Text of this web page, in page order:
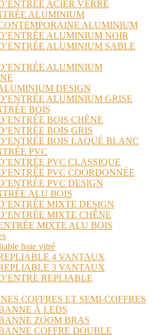
ACIER VERRE
ALUMINIUM
ALUMINIUM
ALUMINIUM NOIR
ALUMINIUM SABLE
ALUMINIUM
DESIGN
ALUMINIUM GRISE
BOIS
BOIS CHÊNE
BOIS GRIS
BOIS LAQUÉ BLANC
PVC
PVC CLASSIQUE
PVC COORDONNÉE
PVC DESIGN
ALU BOIS
MIXTE DESIGN
MIXTE CHÊNE
MIXTE ALU BOIS
baie vitré
4 VANTAUX
3 VANTAUX
REPLIABLE
COFFRES ET SEMI-COFFRES
À LEDS
ZOOM BRAS
COFFRE DOUBLE